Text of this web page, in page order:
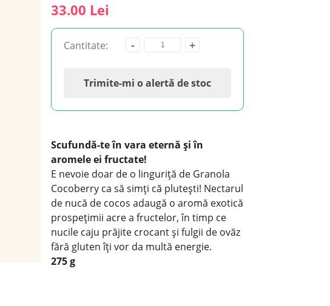
33.00 Lei
Cantitate: - +
Trimite-mi o alertă de stoc
Scufundă-te în vara eternă și în
aromele ei fructate!
E nevoie doar de o linguriță de Granola
Cocoberry ca să simți că plutești! Nectarul
de nucă de cocos adaugă o aromă exotică
prospețimii acre a fructelor, în timp ce
nucile caju prăjite crocant și fulgii de ovăz
fără gluten îți vor da multă energie.
275 g